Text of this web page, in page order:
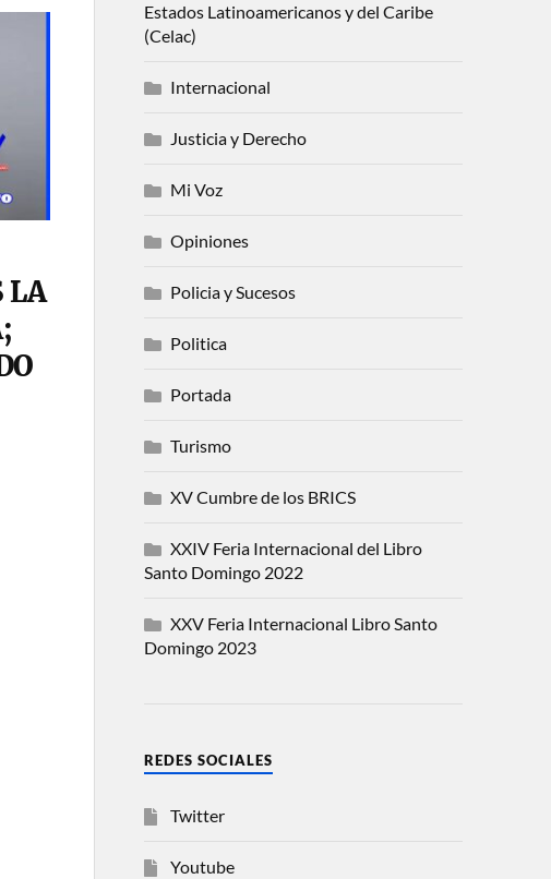
LA
Estados Latinoamericanos y del Caribe
(Celac)
Internacional
Justicia y Derecho
Mi Voz
Opiniones
Policia y Sucesos
Politica
Portada
Turismo
XV Cumbre de los BRICS
XXIV Feria Internacional del Libro
Santo Domingo 2022
XXV Feria Internacional Libro Santo
Domingo 2023
REDES SOCIALES
Twitter
Youtube